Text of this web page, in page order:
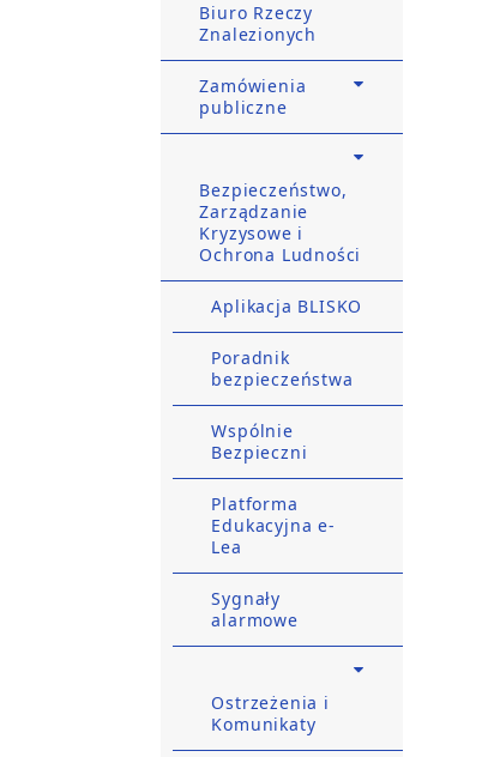
Biuro Rzeczy
Znalezionych
Zamówienia
publiczne
Bezpieczeństwo,
Zarządzanie
Kryzysowe i
Ochrona Ludności
Aplikacja BLISKO
Poradnik
bezpieczeństwa
Wspólnie
Bezpieczni
Platforma
Edukacyjna e-
Lea
Sygnały
alarmowe
Ostrzeżenia i
Komunikaty